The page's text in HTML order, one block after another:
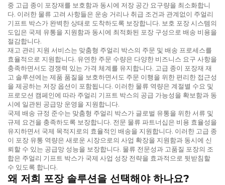
중 고급 종이 포장재를 보호함과 동시에 저장 공간 요구량을 최소화합니
다. 이러한 물류 고려 사항들은 운송 거리나 취급 조건과 관계없이 주얼리
기프트 박스가 완벽한 상태로 도착하도록 보장합니다. 보호 포장 시스템의
도입은 국제 유통을 지원함과 동시에 최적화된 포장 구성으로 배송 비용을
절감합니다.
재고 관리 지원 서비스는 맞춤형 주얼리 박스의 주문 및 배송 프로세스를
효율적으로 지원합니다. 유연한 주문 수량은 다양한 비즈니스 요구 사항을
충족하면서도 경쟁력 있는 가격 체계를 유지합니다. 고급 종이 포장재 재
고 솔루션에는 제품 품질을 보호하면서도 주문 이행을 위한 편리한 접근성
을 제공하는 저장 옵션이 포함됩니다. 이러한 물류 역량은 계절별 수요 및
프로모션 캠페인에 따라 주얼리 기프트 박스의 공급 가능성을 확보함과 동
시에 일관된 공급망 운영을 지원합니다.
국제 배송 규정 준수는 맞춤형 주얼리 박스가 글로벌 유통을 위한 서류 및
규제 요건을 충족하도록 보장합니다. 전문 물류 파트너십은 비용 효율성을
유지하면서 국제 목적지로의 효율적인 배송을 지원합니다. 이러한 고급 종
이 포장 유통 역량은 새로운 시장으로의 사업 확장을 지원함과 동시에 신
뢰할 수 있는 공급망 성능을 보장합니다. 물류 전문성과 고품질 포장의 조
합은 주얼리 기프트 박스가 국제 사업 성장 전략을 효과적으로 뒷받침할
수 있도록 합니다.
왜 저희 포장 솔루션을 선택해야 하나요?